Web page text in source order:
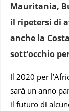
Mauritania,
il ripetersi di
anche la
sott’occhio
Il 2020 per
sarà un anno
il futuro di